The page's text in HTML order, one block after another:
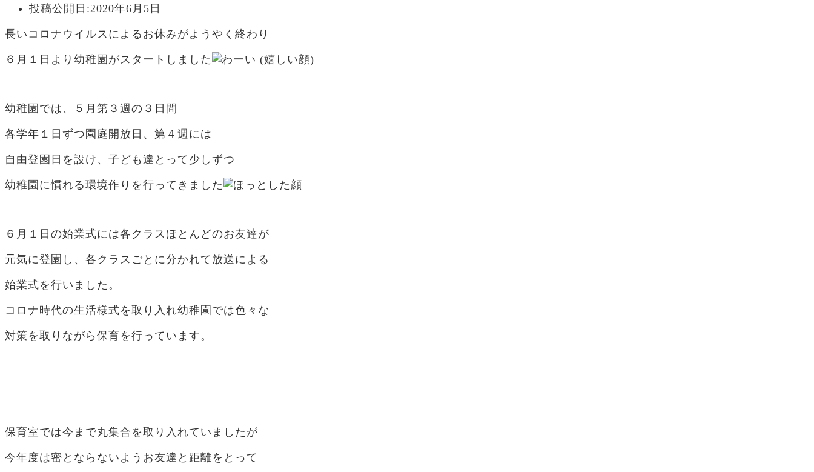
投稿公開日:2020年6月5日
長いコロナウイルスによるお休みがようやく終わり
６月１日より幼稚園がスタートしました
幼稚園では、５月第３週の３日間
各学年１日ずつ園庭開放日、第４週には
自由登園日を設け、子ども達とって少しずつ
幼稚園に慣れる環境作りを行ってきました
６月１日の始業式には各クラスほとんどのお友達が
元気に登園し、各クラスごとに分かれて放送による
始業式を行いました。
コロナ時代の生活様式を取り入れ幼稚園では色々な
対策を取りながら保育を行っています。
保育室では今まで丸集合を取り入れていましたが
今年度は密とならないようお友達と距離をとって